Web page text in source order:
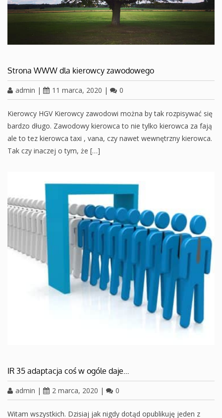
Strona WWW dla kierowcy zawodowego
admin | 11 marca, 2020 | 0
Kierowcy HGV Kierowcy zawodowi można by tak rozpisywać się
bardzo długo. Zawodowy kierowca to nie tylko kierowca za fają
ale to tez kierowca taxi , vana, czy nawet wewnętrzny kierowca.
Tak czy inaczej o tym, że […]
IR 35 adaptacja coś w ogóle daje…
admin | 2 marca, 2020 | 0
Witam wszystkich. Dzisiaj jak nigdy dotąd opublikuję jeden z